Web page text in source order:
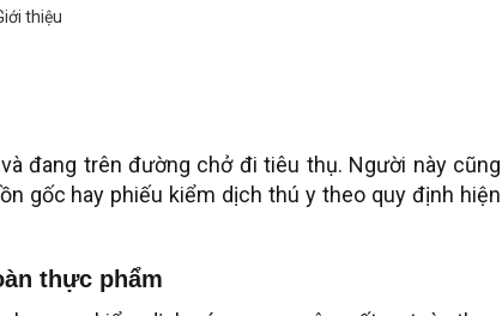
đang trên đường chở đi tiêu thụ. Người này cũng
gốc hay phiếu kiểm dịch thú y theo quy định hiện
thực phẩm